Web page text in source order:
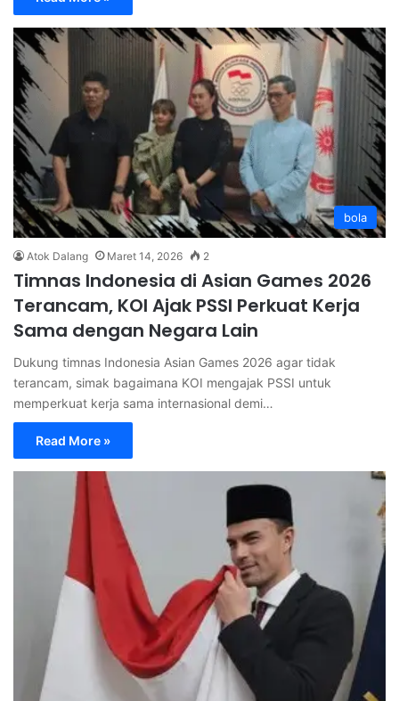
bola
Atok Dalang Maret 14, 2026 2
Timnas Indonesia di Asian Games 2026
Terancam, KOI Ajak PSSI Perkuat Kerja
Sama dengan Negara Lain
Dukung timnas Indonesia Asian Games 2026 agar tidak
terancam, simak bagaimana KOI mengajak PSSI untuk
memperkuat kerja sama internasional demi…
Read More »